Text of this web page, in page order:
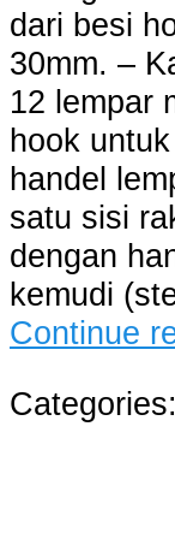
dari besi
30mm. –
12 lempar
hook
handel
satu sisi
dengan
kemudi
Continue
Categories: